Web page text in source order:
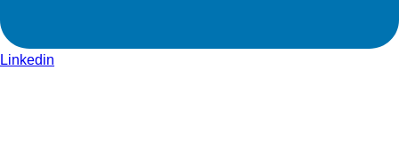
Linkedin